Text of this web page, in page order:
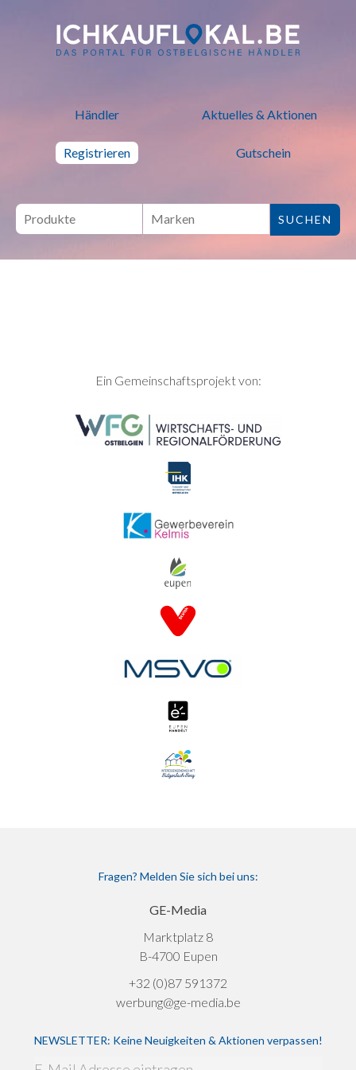
ich kauf lokal - Bei lokalen
Händler Aktuelles & Aktionen
Registrieren Gutschein
SEITENFUSSEin Gemeinschaftsprojekt von:
Fragen? Melden Sie sich bei uns:
GE-Media
Marktplatz 8
B-4700 Eupen
+32 (0)87 591372
werbung@ge-media.be
NEWSLETTER: Keine Neuigkeiten & Aktionen verpassen!